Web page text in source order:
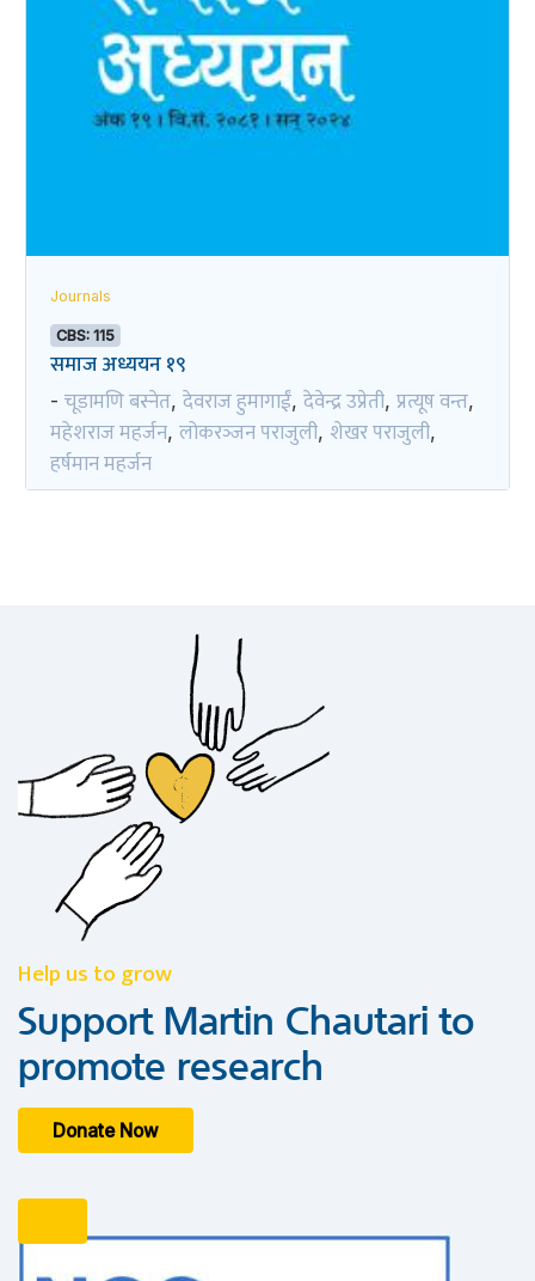
Journals
CBS: 115
समाज अध्ययन १९
- चूडामणि बस्नेत, देवराज हुमागाईं, देवेन्द्र उप्रेती, प्रत्यूष वन्त,
महेशराज महर्जन, लोकरञ्‍जन पराजुली, शेखर पराजुली,
हर्षमान महर्जन
Help us to grow
Support Martin Chautari to
promote research
Donate Now